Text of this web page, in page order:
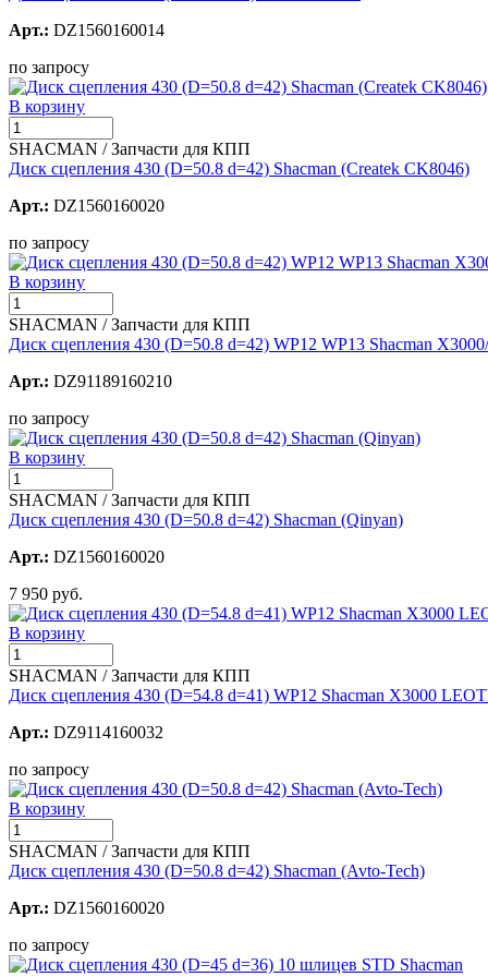
Арт.: DZ1560160014
по запросу
В корзину
SHACMAN / Запчасти для КПП
Диск сцепления 430 (D=50.8 d=42) Shacman (Createk CK8046)
Арт.: DZ1560160020
по запросу
В корзину
SHACMAN / Запчасти для КПП
Диск сцепления 430 (D=50.8 d=42) WP12 WP13 Shacman
Арт.: DZ91189160210
по запросу
В корзину
SHACMAN / Запчасти для КПП
Диск сцепления 430 (D=50.8 d=42) Shacman (Qinyan)
Арт.: DZ1560160020
7 950 руб.
В корзину
SHACMAN / Запчасти для КПП
Диск сцепления 430 (D=54.8 d=41) WP12 Shacman X3000
Арт.: DZ9114160032
по запросу
В корзину
SHACMAN / Запчасти для КПП
Диск сцепления 430 (D=50.8 d=42) Shacman (Avto-Tech)
Арт.: DZ1560160020
по запросу